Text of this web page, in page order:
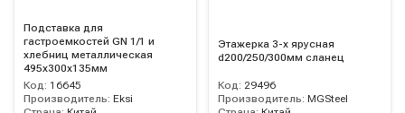
Подставка для
гастроемкостей GN 1/1 и
хлебниц металлическая
495х300х135мм
Код: 16645
Производитель: Eksi
Этажерка 3-х ярусная
d200/250/300мм сланец
Код: 29496
Производитель: MGSteel